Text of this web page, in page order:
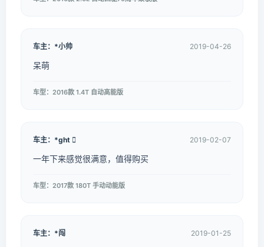
车主：*小帅 2019-04-26
呆萌
车型：2016款 1.4T 自动高能版
车主：*ght  2019-02-07
一年下来感觉很满意，值得购买
车型：2017款 180T 手动动能版
车主：*闯 2019-01-25